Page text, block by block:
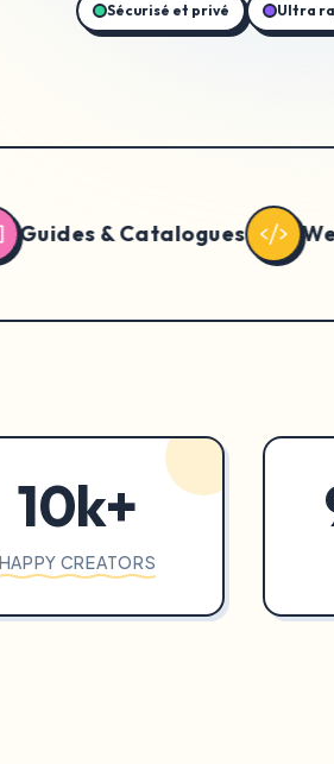
Sécurisé et privé Ultra
Catalogues Web
10k+
HAPPY CREATORS